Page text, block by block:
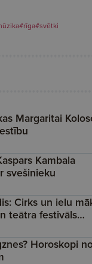
#rīga#svētki
Margaritai
Kambala
svešinieku
Cirks un ielu
teātra festivāls…
Horoskopi